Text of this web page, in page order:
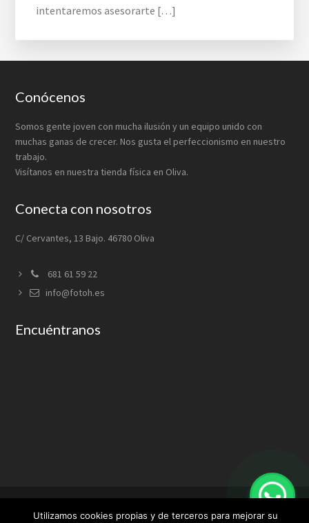
intentaremos asesorarte […]
Footer
Conócenos
Somos gente joven con mucha ilusión y un equipo unido con
muchas ganas de crecer. Nos gusta el perfeccionismo en nuestro
trabajo.
Visítanos en nuestra tienda física en Oliva.
Conecta con nosotros
C/ Cervantes, 13 Bajo. 46780 Oliva
681 61 59 22
info@fotoh.es
Encuéntranos
Utilizamos cookies propias y de terceros para mejorar su